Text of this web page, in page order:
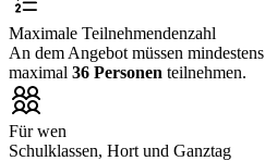
Maximale Teilnehmendenzahl
An dem Angebot müssen mindestens
maximal 36 Personen teilnehmen.
Für wen
Schulklassen, Hort und Ganztag